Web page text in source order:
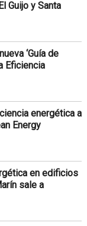
Guijo y Santa
‘Guía de
Eficiencia
energética a
Energy
en edificios
sale a